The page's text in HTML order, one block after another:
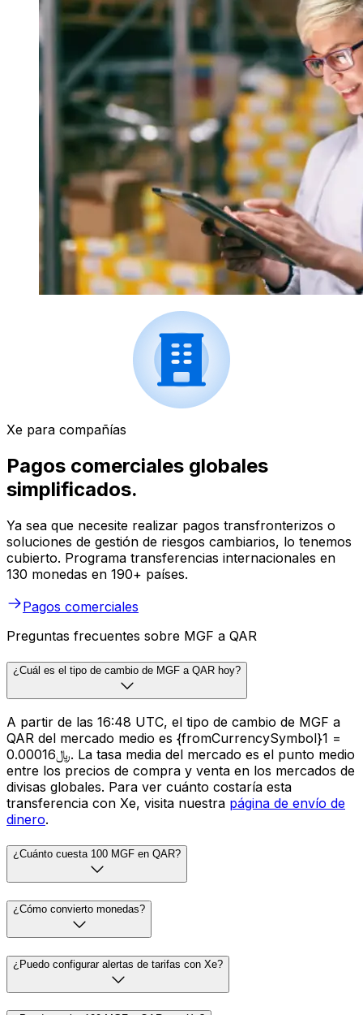
Xe para compañías
Pagos comerciales globales
simplificados.
Ya sea que necesite realizar pagos transfronterizos o
soluciones de gestión de riesgos cambiarios, lo tenemos
cubierto. Programa transferencias internacionales en
130 monedas en 190+ países.
Pagos comerciales
Preguntas frecuentes sobre MGF a QAR
¿Cuál es el tipo de cambio de MGF a QAR hoy?
A partir de las 16:48 UTC, el tipo de cambio de MGF a
QAR del mercado medio es {fromCurrencySymbol}1 =
﷼0.00016. La tasa media del mercado es el punto medio
entre los precios de compra y venta en los mercados de
divisas globales. Para ver cuánto costaría esta
transferencia con Xe, visita nuestra página de envío de
dinero.
¿Cuánto cuesta 100 MGF en QAR?
¿Cómo convierto monedas?
¿Puedo configurar alertas de tarifas con Xe?